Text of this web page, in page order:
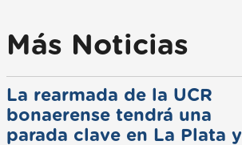
Más Noticias
La rearmada de la UCR
bonaerense tendrá una
parada clave en La Plata y